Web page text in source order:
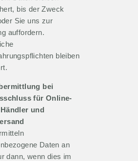
bis der Zweck
Sie uns zur
auffordern.
bleiben
bei
für Online-
und
Daten an
dann, wenn dies im